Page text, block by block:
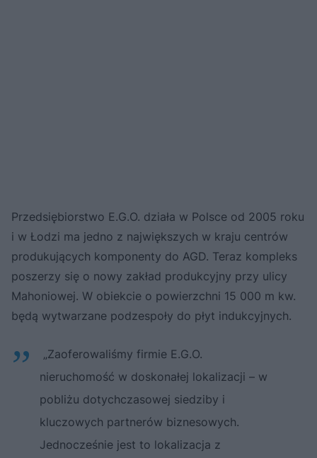
Przedsiębiorstwo E.G.O. działa w Polsce od 2005 roku
i w Łodzi ma jedno z największych w kraju centrów
produkujących komponenty do AGD. Teraz kompleks
poszerzy się o nowy zakład produkcyjny przy ulicy
Mahoniowej. W obiekcie o powierzchni 15 000 m kw.
będą wytwarzane podzespoły do płyt indukcyjnych.
„Zaoferowaliśmy firmie E.G.O.
nieruchomość w doskonałej lokalizacji – w
pobliżu dotychczasowej siedziby i
kluczowych partnerów biznesowych.
Jednocześnie jest to lokalizacja z